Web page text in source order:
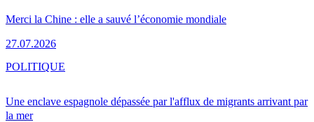
Merci la Chine : elle a sauvé l’économie mondiale
27.07.2026
Une enclave espagnole dépassée par l'afflux de migrants arrivant par
la mer
POLITIQUE